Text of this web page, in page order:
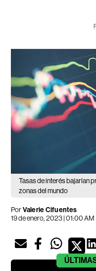
Tasas de interés bajarían
zonas del mundo
PorValerie Cifuentes
19 de enero, 2023 | 01:00 AM